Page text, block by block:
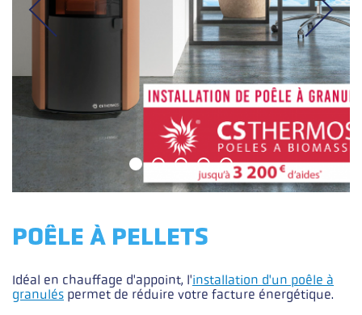
POÊLE À PELLETS
Description courte
Idéal en chauffage d'appoint, l'installation d'un poêle à
granulés permet de réduire votre facture énergétique.